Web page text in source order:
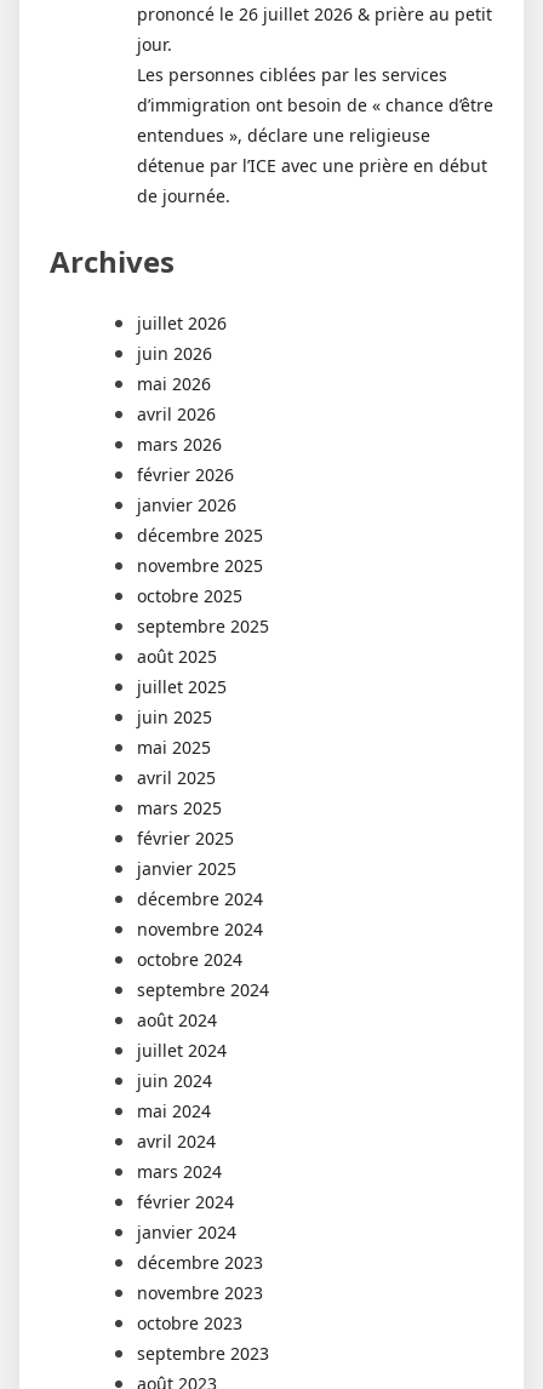
prononcé le 26 juillet 2026 & prière au petit
jour.
Les personnes ciblées par les services
d’immigration ont besoin de « chance d’être
entendues », déclare une religieuse
détenue par l’ICE avec une prière en début
de journée.
Archives
juillet 2026
juin 2026
mai 2026
avril 2026
mars 2026
février 2026
janvier 2026
décembre 2025
novembre 2025
octobre 2025
septembre 2025
août 2025
juillet 2025
juin 2025
mai 2025
avril 2025
mars 2025
février 2025
janvier 2025
décembre 2024
novembre 2024
octobre 2024
septembre 2024
août 2024
juillet 2024
juin 2024
mai 2024
avril 2024
mars 2024
février 2024
janvier 2024
décembre 2023
novembre 2023
octobre 2023
septembre 2023
août 2023